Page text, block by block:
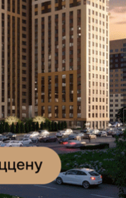
Telegram и будьте в